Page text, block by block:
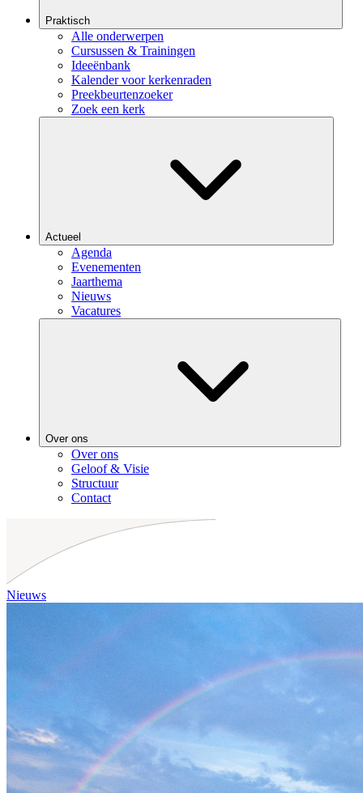
Praktisch
Alle onderwerpen
Cursussen & Trainingen
Ideeënbank
Kalender voor kerkenraden
Preekbeurtenzoeker
Zoek een kerk
Actueel
Agenda
Evenementen
Jaarthema
Nieuws
Vacatures
Over ons
Over ons
Geloof & Visie
Structuur
Contact
Nieuws